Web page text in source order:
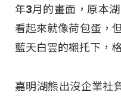
年3月的畫面，原本
看起來就像荷包蛋，
藍天白雲的襯托下，
嘉明湖熊出沒企業社